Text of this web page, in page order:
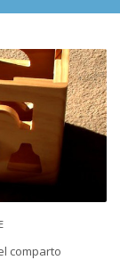
comparto